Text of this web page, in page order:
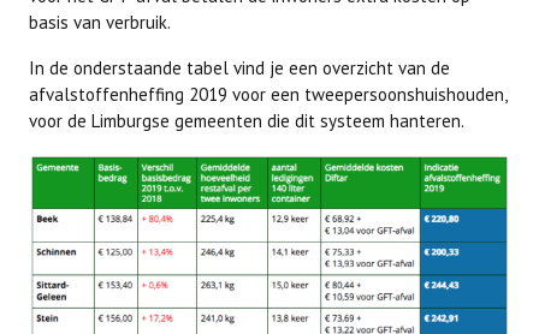
basis van verbruik.
In de onderstaande tabel vind je een overzicht van de
afvalstoffenheffing 2019 voor een tweepersoonshuishouden,
voor de Limburgse gemeenten die dit systeem hanteren.